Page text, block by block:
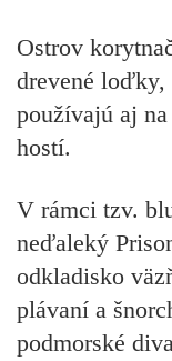
Ostrov
drevené loďky,
používajú aj
hostí.
V rámci tzv.
neďaleký
odkladisko
plávaní a
podmorské